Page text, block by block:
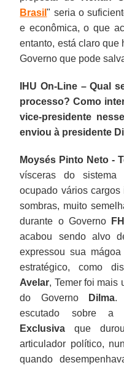
Brasil" seria o
e econômica, o que
entanto, está claro que
Governo que pode
IHU On-Line – Qual
processo? Como
vice-presidente
enviou à presidente
Moysés Pinto Neto -
vísceras do sistema
ocupado vários
sombras, muito
durante o Governo
acabou sendo alvo
expressou sua
estratégico, como
Avelar, Temer foi mais
do Governo
Dilma.
escutado sobre a
Exclusiva que
articulador político,
quando